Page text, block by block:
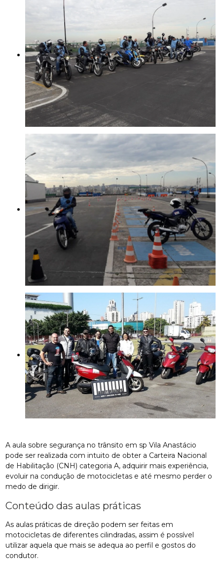
A aula sobre segurança no trânsito em sp Vila Anastácio
pode ser realizada com intuito de obter a Carteira Nacional
de Habilitação (CNH) categoria A, adquirir mais experiência,
evoluir na condução de motocicletas e até mesmo perder o
medo de dirigir.
Conteúdo das aulas práticas
As aulas práticas de direção podem ser feitas em
motocicletas de diferentes cilindradas, assim é possível
utilizar aquela que mais se adequa ao perfil e gostos do
condutor.